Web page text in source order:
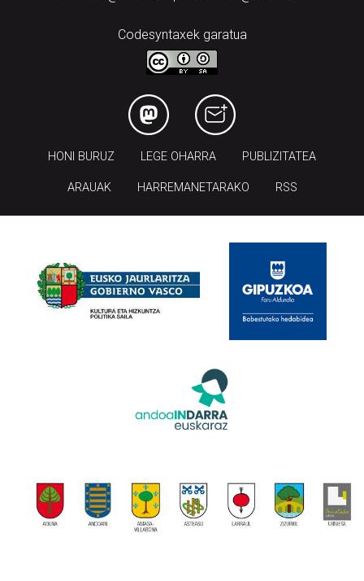
Codesyntaxek garatua
HONI BURUZ LEGE OHARRA PUBLIZITATEA
ARAUAK HARREMANETARAKO RSS